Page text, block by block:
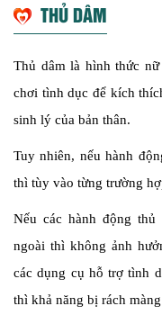
THỦ DÂM
Thủ dâm là hình thức
chơi tình dục để kích
sinh lý của bản thân.
Tuy nhiên, nếu hành
thì tùy vào từng trường
Nếu các hành động
ngoài thì không ảnh
các dụng cụ hỗ trợ tình
thì khả năng bị rách